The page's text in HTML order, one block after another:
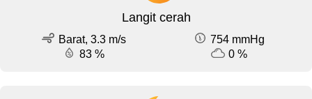
Langit cerah
Barat, 3.3 m/s
754 mmHg
83 %
0 %